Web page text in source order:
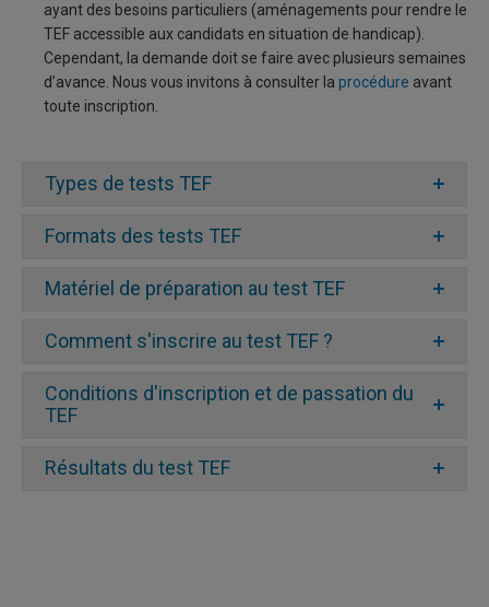
ayant des besoins particuliers (aménagements pour rendre le
TEF accessible aux candidats en situation de handicap).
Cependant, la demande doit se faire avec plusieurs semaines
d’avance. Nous vous invitons à consulter la procédure avant
toute inscription.
Types de tests TEF
Compréhension orale(CO)
Expression écrite(EE)
Lexique & structure
Formats des tests TEF
Matériel de préparation au test TEF
Comment s'inscrire au test TEF ?
Conditions d'inscription et de passation du
TEF
Résultats du test TEF